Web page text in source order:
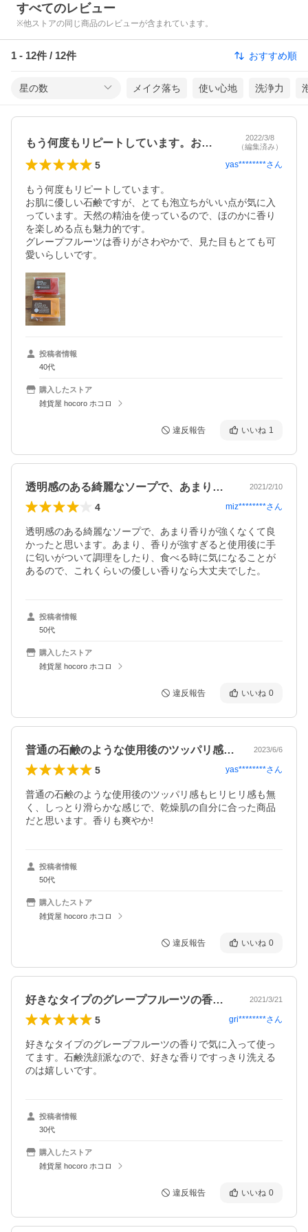
すべてのレビュー
※他ストアの同じ商品のレビューが含まれています。
1 - 12件 / 12件 おすすめ順
星の数 メイク落ち 使い心地 洗浄力
もう何度もリピートしています。お肌に優…
2022/3/8
（編集済み）
5 yas********さん
もう何度もリピートしています。
お肌に優しい石鹸ですが、とても泡立ちがいい点が気に入
っています。天然の精油を使っているので、ほのかに香り
を楽しめる点も魅力的です。
グレープフルーツは香りがさわやかで、見た目もとても可
愛いらしいです。
投稿者情報
40代
購入したストア
雑貨屋 hocoro ホコロ
違反報告 いいね 1
透明感のある綺麗なソープで、あまり香り… 2021/2/10
4 miz********さん
透明感のある綺麗なソープで、あまり香りが強くなくて良
かったと思います。あまり、香りが強すぎると使用後に手
に匂いがついて調理をしたり、食べる時に気になることが
あるので、これくらいの優しい香りなら大丈夫でした。
投稿者情報
50代
購入したストア
雑貨屋 hocoro ホコロ
違反報告 いいね 0
普通の石鹸のような使用後のツッパリ感も… 2023/6/6
5 yas********さん
普通の石鹸のような使用後のツッパリ感もヒリヒリ感も無
く、しっとり滑らかな感じで、乾燥肌の自分に合った商品
だと思います。香りも爽やか!
投稿者情報
50代
購入したストア
雑貨屋 hocoro ホコロ
違反報告 いいね 0
好きなタイプのグレープフルーツの香りで… 2021/3/21
5 gri********さん
好きなタイプのグレープフルーツの香りで気に入って使っ
てます。石鹸洗顔派なので、好きな香りですっきり洗える
のは嬉しいです。
投稿者情報
30代
購入したストア
雑貨屋 hocoro ホコロ
違反報告 いいね 0